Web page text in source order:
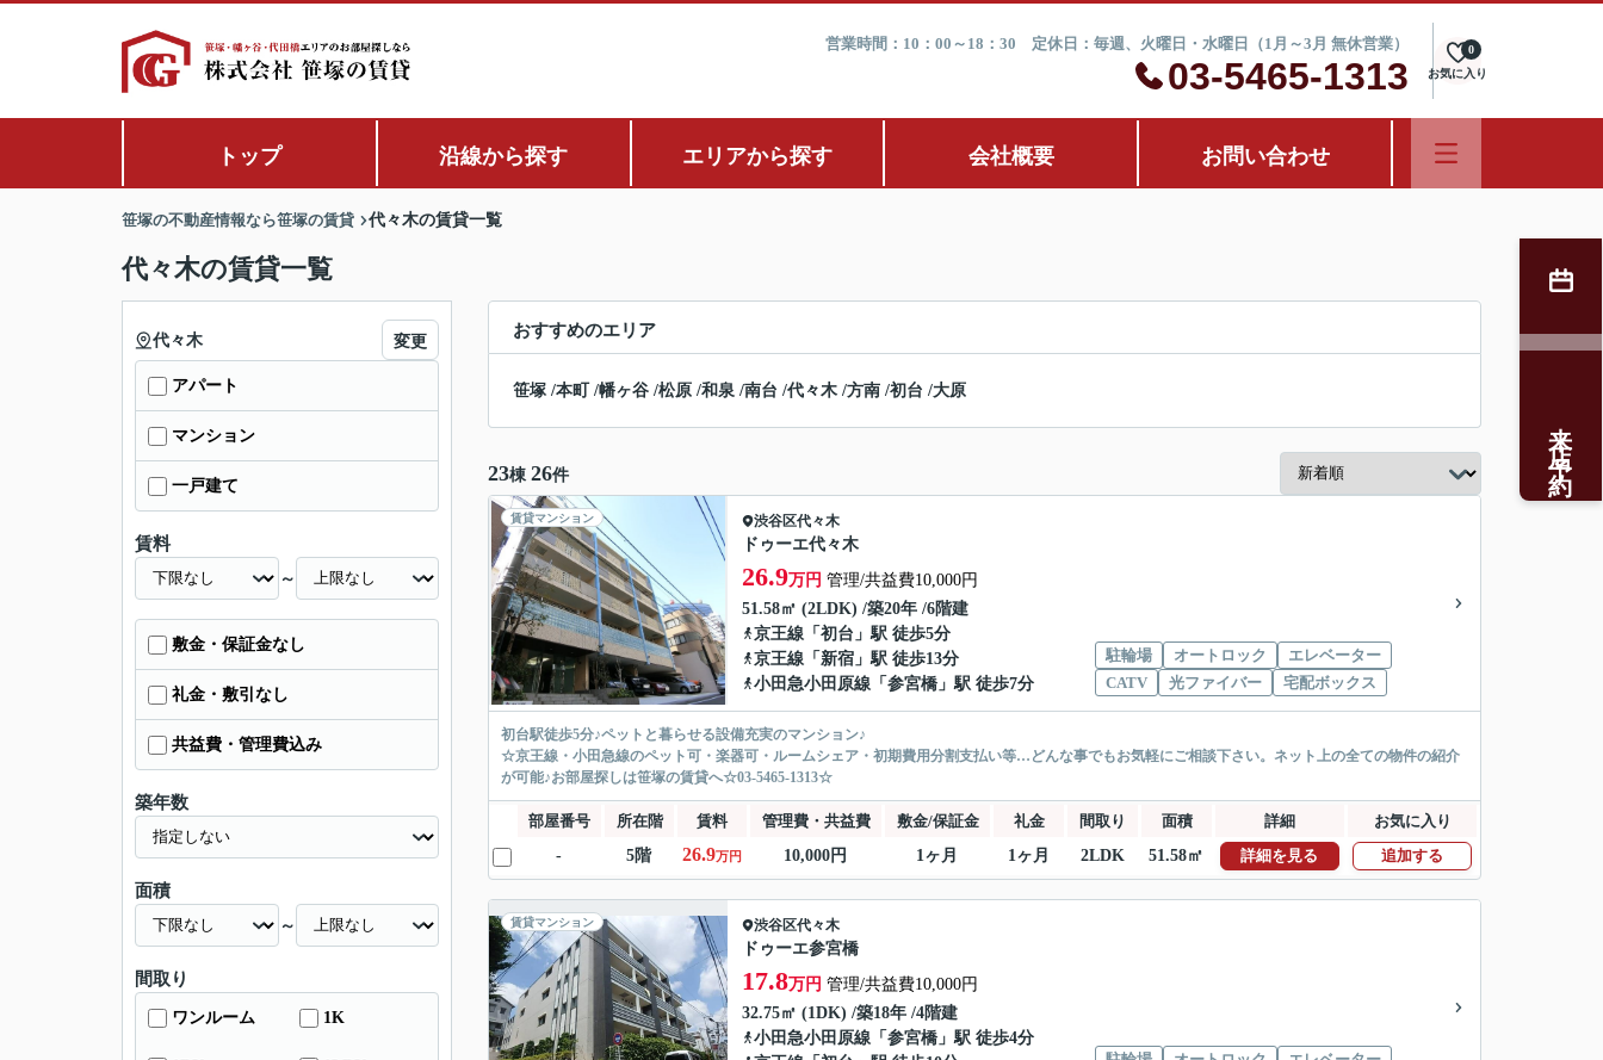
営業時間：10：00～18：30 定休日：毎週、火曜日・水曜日（1月～3月 無休営業）
03-5465-1313 お気に入り
0
トップ 沿線から探す エリアから探す 会社概要 お問い合わせ
笹塚の不動産情報なら笹塚の賃貸 代々木の賃貸一覧
代々木の賃貸一覧
おすすめのエリア
笹塚 /本町 /幡ヶ谷 /松原 /和泉 /南台 /代々木 /方南 /初台 /大原
23棟 26件
賃貸マンション 渋谷区代々木
ドゥーエ代々木
26.9万円 管理/共益費10,000円
51.58㎡ (2LDK) /築20年 /6階建
京王線 「 初台 」駅 徒歩5分
京王線 「 新宿 」駅 徒歩13分
小田急小田原線 「 参宮橋 」駅 徒歩7分
駐輪場 オートロック
エレベーター
CATV
光ファイバー 宅配ボックス
初台駅徒歩5分♪ペットと暮らせる設備充実のマンション♪
☆京王線・小田急線のペット可・楽器可・ルームシェア・初期費用分割支払い等…どんな事でもお気軽にご相談下さい。ネット上の全ての物件の紹介
が可能♪お部屋探しは笹塚の賃貸へ☆03-5465-1313☆
部屋番号 所在階 賃料 管理費・共益費 敷金/保証金 礼金 間取り 面積 詳細
お気に入り
-
5階 26.9万円 10,000円 1ヶ月 1ヶ月 2LDK 51.58㎡ 詳細を見る 追加する
賃貸マンション 渋谷区代々木
ドゥーエ参宮橋
17.8万円 管理/共益費10,000円
32.75㎡ (1DK) /築18年 /4階建
小田急小田原線 「 参宮橋 」駅 徒歩4分
代々木 変更
アパート
マンション
一戸建て
賃料
～
敷金・保証金なし
礼金・敷引なし
共益費・管理費込み
築年数
面積
～
間取り
ワンルーム 1K
来店予約